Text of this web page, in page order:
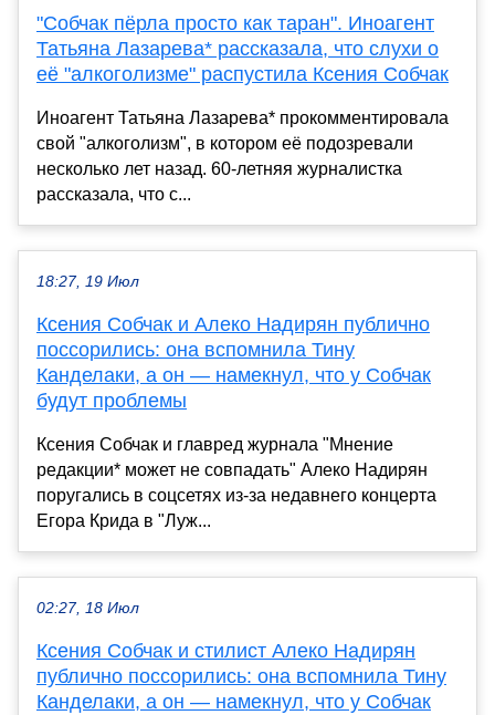
"Собчак пёрла просто как таран". Иноагент
Татьяна Лазарева* рассказала, что слухи о
её "алкоголизме" распустила Ксения Собчак
Иноагент Татьяна Лазарева* прокомментировала
свой "алкоголизм", в котором её подозревали
несколько лет назад. 60-летняя журналистка
рассказала, что с...
18:27, 19 Июл
Ксения Собчак и Алеко Надирян публично
поссорились: она вспомнила Тину
Канделаки, а он — намекнул, что у Собчак
будут проблемы
Ксения Собчак и главред журнала "Мнение
редакции* может не совпадать" Алеко Надирян
поругались в соцсетях из-за недавнего концерта
Егора Крида в "Луж...
02:27, 18 Июл
Ксения Собчак и стилист Алеко Надирян
публично поссорились: она вспомнила Тину
Канделаки, а он — намекнул, что у Собчак